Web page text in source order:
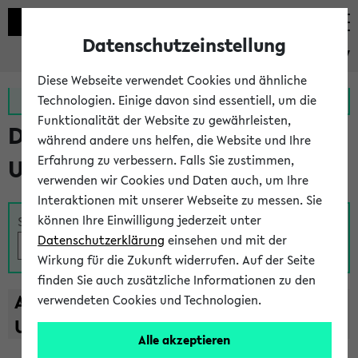
eKVV
Zur MeineUni App Zum MeineUni Portal
Das Lehrangebot der
Universität Bielefeld
Suche
A B C D E F G H I J K L M N O
U
V W X Y
Z
Datenschutzeinstellung
Diese Webseite verwendet Cookies und ähnliche
Technologien. Einige davon sind essentiell, um die
Funktionalität der Website zu gewährleisten,
während andere uns helfen, die Website und Ihre
Erfahrung zu verbessern. Falls Sie zustimmen,
verwenden wir Cookies und Daten auch, um Ihre
Interaktionen mit unserer Webseite zu messen. Sie
können Ihre Einwilligung jederzeit unter
Datenschutzerklärung einsehen und mit der
Wirkung für die Zukunft widerrufen. Auf der Seite
finden Sie auch zusätzliche Informationen zu den
verwendeten Cookies und Technologien.
Alle akzeptieren